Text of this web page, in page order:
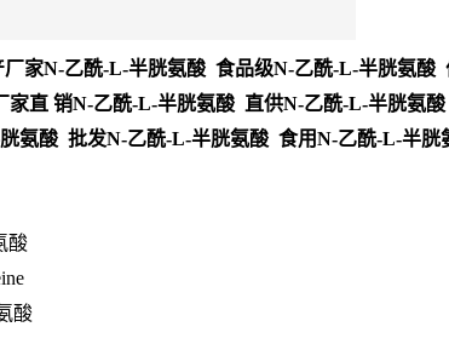
家N-乙酰-L-半胱氨酸 食品级N-乙酰-L-半胱氨
直 销N-乙酰-L-半胱氨酸 直供N-乙酰-L-半胱氨
氨酸 批发N-乙酰-L-半胱氨酸 食用N-乙酰-L-半
酸
酸